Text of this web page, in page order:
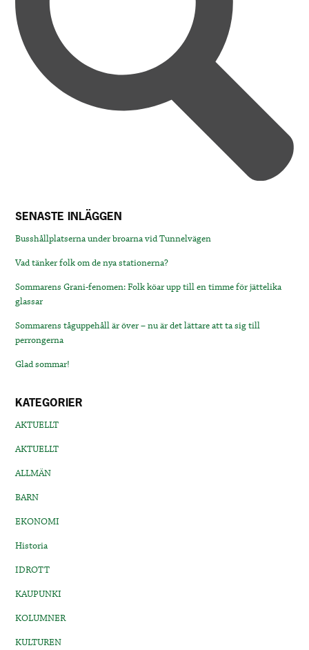
SENASTE INLÄGGEN
Busshållplatserna under broarna vid Tunnelvägen
Vad tänker folk om de nya stationerna?
Sommarens Grani-fenomen: Folk köar upp till en timme för jättelika
glassar
Sommarens tåguppehåll är över – nu är det lättare att ta sig till
perrongerna
Glad sommar!
KATEGORIER
AKTUELLT
AKTUELLT
ALLMÄN
BARN
EKONOMI
Historia
IDROTT
KAUPUNKI
KOLUMNER
KULTUREN